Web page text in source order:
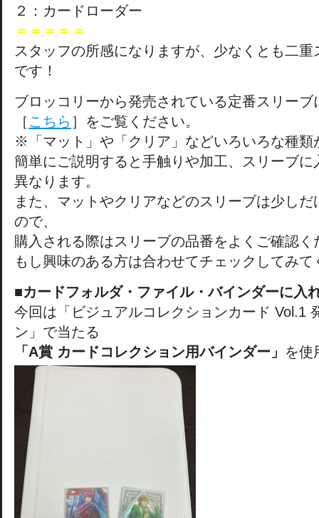
２：カードローダー
＝＝＝＝＝
スタッフの所感になりますが、少なくとも二
です！
ブロッコリーから発売されている定番スリーブ
［ こちら ］をご覧ください。
※「マット」や「クリア」などいろいろな種類
簡単にご説明すると手触りや加工、スリーブ
異なります。
また、マットやクリアなどのスリーブは少し
ので、
購入される際はスリーブの品番をよくご確認く
もし興味のある方は合わせてチェックしてみて
■カードフォルダ・ファイル・バインダーに入
今回は「ビジュアルコレクションカード Vol.1
ン」で当たる
「A賞 カードコレクション用バインダー」 を使